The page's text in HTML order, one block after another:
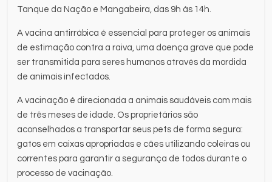
Tanque da Nação e Mangabeira, das 9h às 14h.
A vacina antirrábica é essencial para proteger os animais
de estimação contra a raiva, uma doença grave que pode
ser transmitida para seres humanos através da mordida
de animais infectados.
A vacinação é direcionada a animais saudáveis com mais
de três meses de idade. Os proprietários são
aconselhados a transportar seus pets de forma segura:
gatos em caixas apropriadas e cães utilizando coleiras ou
correntes para garantir a segurança de todos durante o
processo de vacinação.